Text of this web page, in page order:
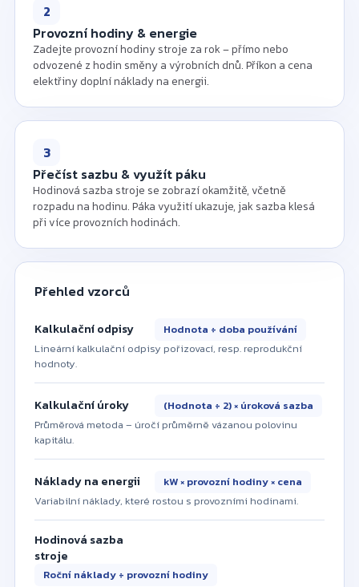
2
Provozní hodiny & energie
Zadejte provozní hodiny stroje za rok – přímo nebo
odvozené z hodin směny a výrobních dnů. Příkon a cena
elektřiny doplní náklady na energii.
3
Přečíst sazbu & využít páku
Hodinová sazba stroje se zobrazí okamžitě, včetně
rozpadu na hodinu. Páka využití ukazuje, jak sazba klesá
při více provozních hodinách.
Přehled vzorců
Kalkulační odpisy
Hodnota ÷ doba používání
Lineární kalkulační odpisy pořizovací, resp. reprodukční
hodnoty.
Kalkulační úroky
(Hodnota ÷ 2) × úroková sazba
Průměrová metoda – úročí průměrně vázanou polovinu
kapitálu.
Náklady na energii
kW × provozní hodiny × cena
Variabilní náklady, které rostou s provozními hodinami.
Hodinová sazba
stroje
Roční náklady ÷ provozní hodiny